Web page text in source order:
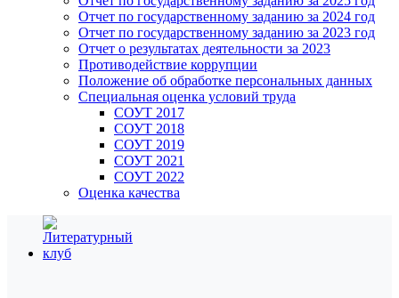
Отчет по государственному заданию за 2024 год
Отчет по государственному заданию за 2023 год
Отчет о результатах деятельности за 2023
Противодействие коррупции
Положение об обработке персональных данных
Специальная оценка условий труда
СОУТ 2017
СОУТ 2018
СОУТ 2019
СОУТ 2021
СОУТ 2022
Оценка качества